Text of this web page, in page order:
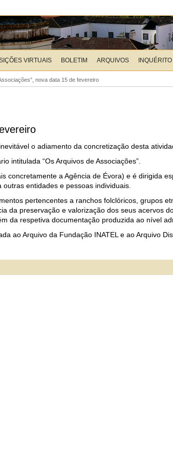
VIRTUAIS BOLETIM ARQUIVOS
nova data 15 de fevereiro
o adiamento da concretização desta
intitulada “Os Arquivos de Associações”.
concretamente a Agência de Évora) e é dirigida
entidades e pessoas individuais.
pertencentes a ranchos folclóricos, grupos
da preservação e valorização dos seus acervos
da respetiva documentação produzida ao nível
ao Arquivo da Fundação INATEL e ao Arquivo